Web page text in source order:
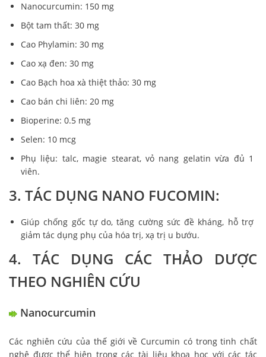
Nanocurcumin: 150 mg
Bột tam thất: 30 mg
Cao Phylamin: 30 mg
Cao xạ đen: 30 mg
Cao Bạch hoa xà thiệt thảo: 30 mg
Cao bán chi liên: 20 mg
Bioperine: 0.5 mg
Selen: 10 mcg
Phụ liệu: talc, magie stearat, vỏ nang gelatin vừa đủ 1
viên.
3. TÁC DỤNG NANO FUCOMIN:
Giúp chống gốc tự do, tăng cường sức đề kháng, hỗ trợ
giảm tác dụng phụ của hóa trị, xạ trị u bướu.
4. TÁC DỤNG CÁC THẢO DƯỢC
THEO NGHIÊN CỨU
Nanocurcumin
Các nghiên cứu của thế giới về Curcumin có trong tinh chất
nghệ được thể hiện trong các tài liệu khoa học với các tác